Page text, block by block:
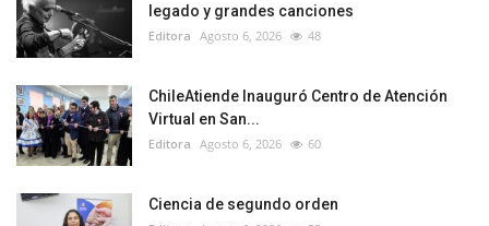
legado y grandes canciones
Editora Agosto 6, 2026 48
ChileAtiende Inauguró Centro de Atención
Virtual en San...
Editora Agosto 6, 2026 60
Ciencia de segundo orden